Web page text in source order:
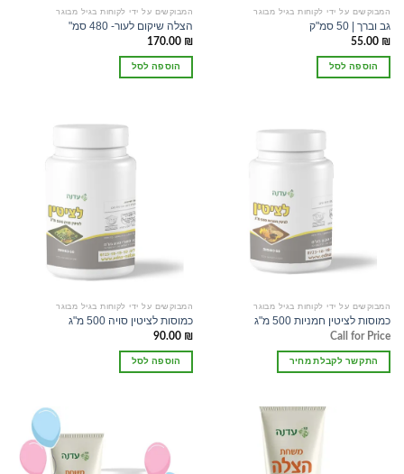
המבוקשים על ידי לקוחות בגיל מבוגר
גב וברך | 50 סמ"ק
55.00 ₪
הוספה לסל
המבוקשים על ידי לקוחות בגיל מבוגר
הצלה שיקום לעור- 480 סמ"
170.00 ₪
הוספה לסל
המבוקשים על ידי לקוחות בגיל מבוגר
כמוסות לציטין חמניות 500 מ"ג
Call for Price
התקשר לקבלת מחיר
המבוקשים על ידי לקוחות בגיל מבוגר
כמוסות לציטין סויה 500 מ"ג
90.00 ₪
הוספה לסל